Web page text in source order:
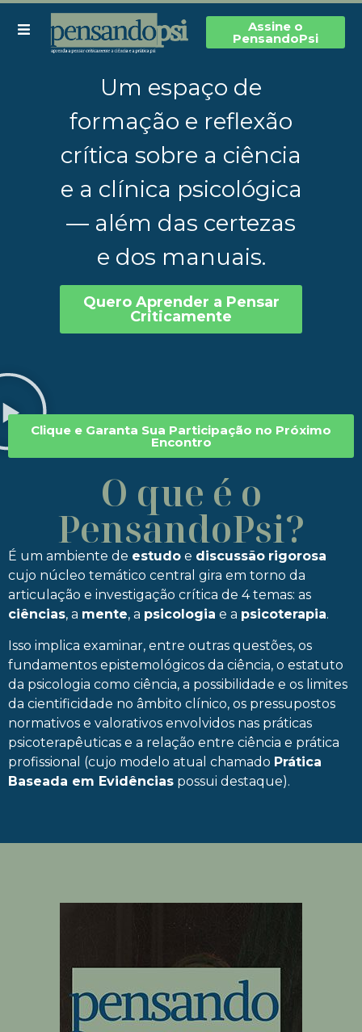
Assine o
PensandoPsi
Um espaço de
formação e reflexão
crítica sobre a ciência
e a clínica psicológica
— além das certezas
e dos manuais.
Quero Aprender a Pensar
Criticamente
Clique e Garanta Sua Participação no Próximo
Encontro
O que é o
PensandoPsi?
É um ambiente de estudo e discussão rigorosa
cujo núcleo temático central gira em torno da
articulação e investigação crítica de 4 temas: as
ciências, a mente, a psicologia e a psicoterapia.
Isso implica examinar, entre outras questões, os
fundamentos epistemológicos da ciência, o estatuto
da psicologia como ciência, a possibilidade e os limites
da cientificidade no âmbito clínico, os pressupostos
normativos e valorativos envolvidos nas práticas
psicoterapêuticas e a relação entre ciência e prática
profissional (cujo modelo atual chamado Prática
Baseada em Evidências possui destaque).